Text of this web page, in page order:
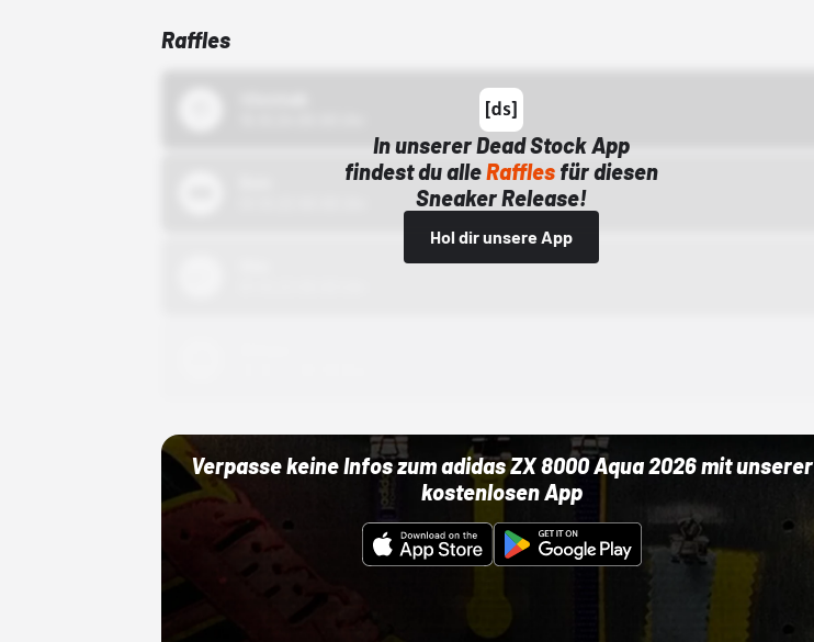
Raffles
In unserer Dead Stock App
findest du alleRaffles für diesen
Sneaker Release!
Hol dir unsere App
Verpasse keine Infos zum adidas ZX 8000 Aqua 2026 mit unserer
kostenlosen App